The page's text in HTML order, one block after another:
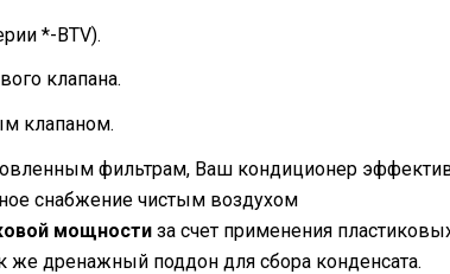
*-BTV).
клапана.
клапаном.
фильтрам, Ваш кондиционер
снабжение чистым воздухом
мощности за счет применения
же дренажный поддон для сбора конденсата.